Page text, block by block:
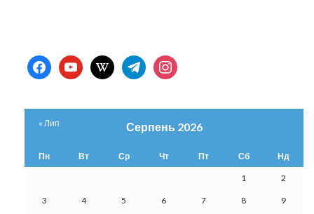
facebookyoutubewikipediatelegraminstagram
Серпень 2026
Пн Вт Ср Чт Пт Сб Нд
1 2
3 4 5 6 7 8 9
« Лип